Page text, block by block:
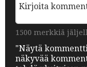
1500 merkkiä
"Näytä
näkyvää